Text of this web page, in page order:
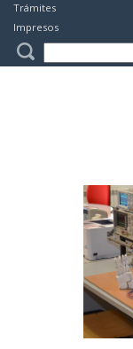
Trámites
Impresos